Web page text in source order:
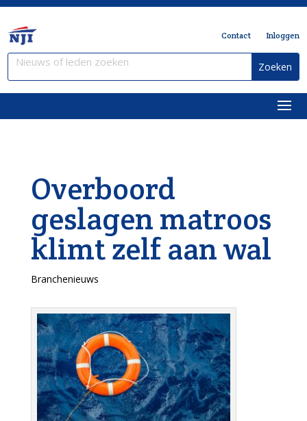
Contact Inloggen
Overboord
geslagen matroos
klimt zelf aan wal
Branchenieuws